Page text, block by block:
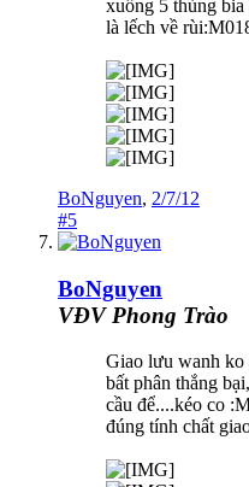
xuống 5 thùng
là lếch về
BoNguyen, 2/7/12
#5
BoNguyen
VĐV Phong Trào
Giao lưu wanh ko
bất phân thắng
cầu để....kéo co
đúng tính chất